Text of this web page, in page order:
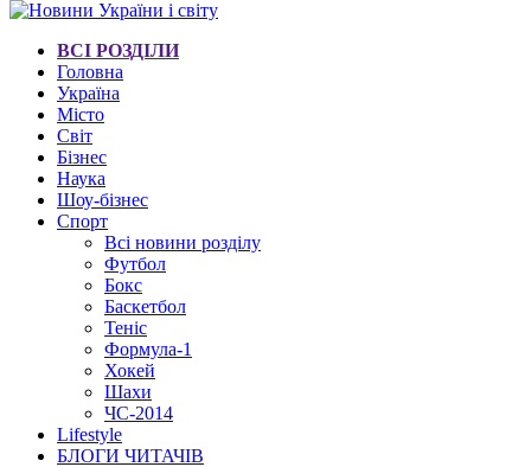
ВСІ РОЗДІЛИ
Головна
Україна
Місто
Світ
Бізнес
Наука
Шоу-бізнес
Спорт
Всі новини розділу
Футбол
Бокс
Баскетбол
Теніс
Формула-1
Хокей
Шахи
ЧС-2014
Lifestyle
БЛОГИ ЧИТАЧІВ